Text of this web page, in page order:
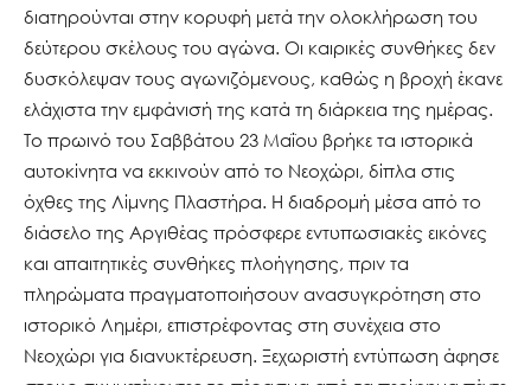
διατηρούνται στην κορυφή μετά την ολοκλήρωση του
δεύτερου σκέλους του αγώνα. Οι καιρικές συνθήκες δεν
δυσκόλεψαν τους αγωνιζόμενους, καθώς η βροχή έκανε
ελάχιστα την εμφάνισή της κατά τη διάρκεια της ημέρας.
Το πρωινό του Σαββάτου 23 Μαΐου βρήκε τα ιστορικά
αυτοκίνητα να εκκινούν από το Νεοχώρι, δίπλα στις
όχθες της Λίμνης Πλαστήρα. Η διαδρομή μέσα από το
διάσελο της Αργιθέας πρόσφερε εντυπωσιακές εικόνες
και απαιτητικές συνθήκες πλοήγησης, πριν τα
πληρώματα πραγματοποιήσουν ανασυγκρότηση στο
ιστορικό Λημέρι, επιστρέφοντας στη συνέχεια στο
Νεοχώρι για διανυκτέρευση. Ξεχωριστή εντύπωση άφησε